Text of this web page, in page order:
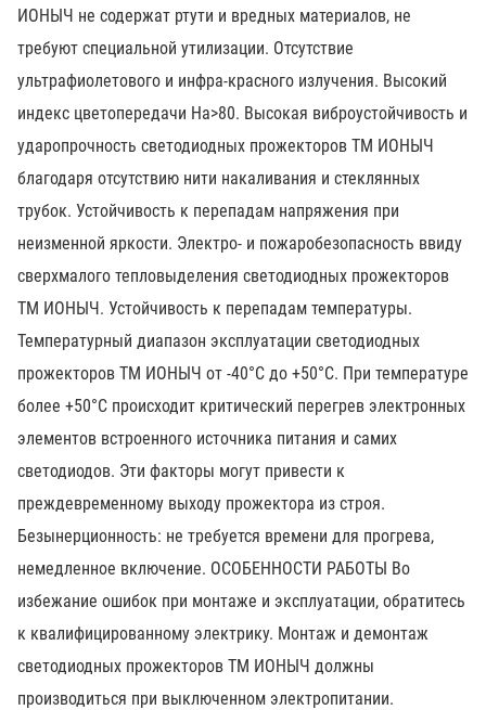
ИОНЫЧ не содержат ртути и вредных материалов, не
требуют специальной утилизации. Отсутствие
ультрафиолетового и инфра-красного излучения. Высокий
индекс цветопередачи На>80. Высокая виброустойчивость и
ударопрочность светодиодных прожекторов ТМ ИОНЫЧ
благодаря отсутствию нити накаливания и стеклянных
трубок. Устойчивость к перепадам напряжения при
неизменной яркости. Электро- и пожаробезопасность ввиду
сверхмалого тепловыделения светодиодных прожекторов
ТМ ИОНЫЧ. Устойчивость к перепадам температуры.
Температурный диапазон эксплуатации светодиодных
прожекторов ТМ ИОНЫЧ от -40°С до +50°С. При температуре
более +50°С происходит критический перегрев электронных
элементов встроенного источника питания и самих
светодиодов. Эти факторы могут привести к
преждевременному выходу прожектора из строя.
Безынерционность: не требуется времени для прогрева,
немедленное включение. ОСОБЕННОСТИ РАБОТЫ Во
избежание ошибок при монтаже и эксплуатации, обратитесь
к квалифицированному электрику. Монтаж и демонтаж
светодиодных прожекторов ТМ ИОНЫЧ должны
производиться при выключенном электропитании.